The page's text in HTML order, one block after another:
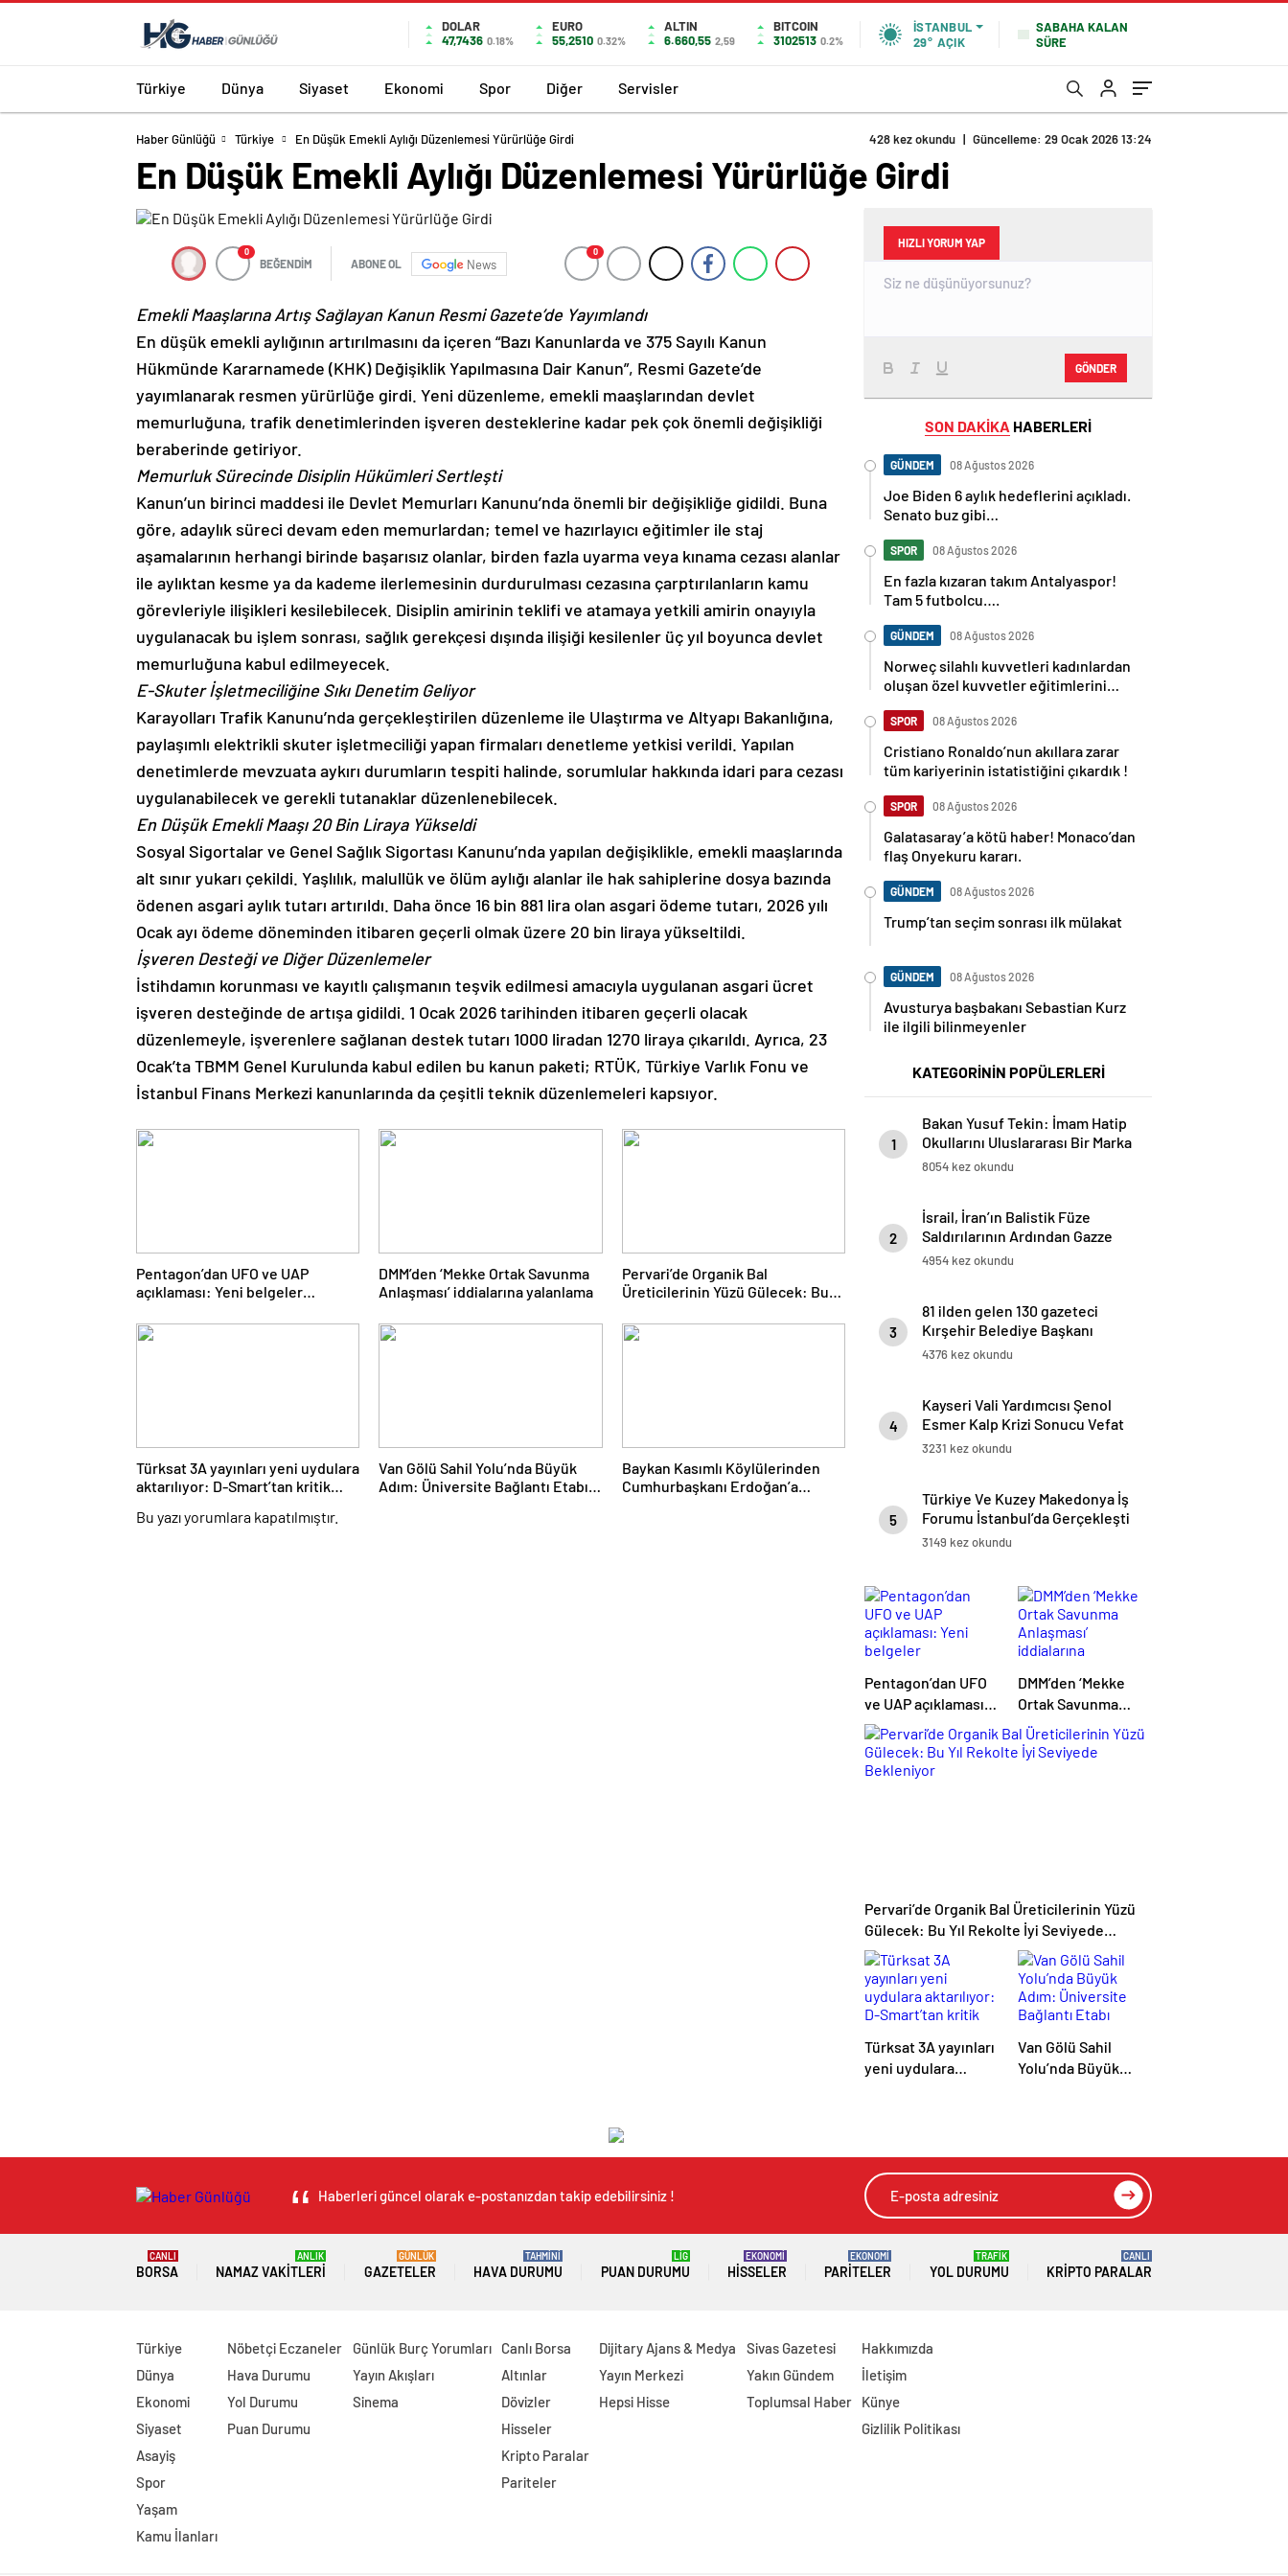
DOLAR
47,7436 0.18%
EURO
55,2510 0.32%
ALTIN
6.660,55 2,59
BITCOIN
3102513 0.2%
İSTANBUL
29° AÇIK
SABAHA KALAN
SÜRE
Türkiye Dünya Siyaset Ekonomi Spor Diğer Servisler
Haber Günlüğü Türkiye En Düşük Emekli Aylığı Düzenlemesi Yürürlüğe Girdi 428 kez okundu | Güncelleme: 29 Ocak 2026 13:24
En Düşük Emekli Aylığı Düzenlemesi Yürürlüğe Girdi
0
BEĞENDİM ABONE OL News
0
Emekli Maaşlarına Artış Sağlayan Kanun Resmi Gazete’de Yayımlandı
En düşük emekli aylığının artırılmasını da içeren “Bazı Kanunlarda ve 375 Sayılı Kanun
Hükmünde Kararnamede (KHK) Değişiklik Yapılmasına Dair Kanun”, Resmi Gazete’de
yayımlanarak resmen yürürlüğe girdi. Yeni düzenleme, emekli maaşlarından devlet
memurluğuna, trafik denetimlerinden işveren desteklerine kadar pek çok önemli değişikliği
beraberinde getiriyor.
Memurluk Sürecinde Disiplin Hükümleri Sertleşti
Kanun’un birinci maddesi ile Devlet Memurları Kanunu’nda önemli bir değişikliğe gidildi. Buna
göre, adaylık süreci devam eden memurlardan; temel ve hazırlayıcı eğitimler ile staj
aşamalarının herhangi birinde başarısız olanlar, birden fazla uyarma veya kınama cezası alanlar
ile aylıktan kesme ya da kademe ilerlemesinin durdurulması cezasına çarptırılanların kamu
görevleriyle ilişikleri kesilebilecek. Disiplin amirinin teklifi ve atamaya yetkili amirin onayıyla
uygulanacak bu işlem sonrası, sağlık gerekçesi dışında ilişiği kesilenler üç yıl boyunca devlet
memurluğuna kabul edilmeyecek.
E-Skuter İşletmeciliğine Sıkı Denetim Geliyor
Karayolları Trafik Kanunu’nda gerçekleştirilen düzenleme ile Ulaştırma ve Altyapı Bakanlığına,
paylaşımlı elektrikli skuter işletmeciliği yapan firmaları denetleme yetkisi verildi. Yapılan
denetimlerde mevzuata aykırı durumların tespiti halinde, sorumlular hakkında idari para cezası
uygulanabilecek ve gerekli tutanaklar düzenlenebilecek.
En Düşük Emekli Maaşı 20 Bin Liraya Yükseldi
Sosyal Sigortalar ve Genel Sağlık Sigortası Kanunu’nda yapılan değişiklikle, emekli maaşlarında
alt sınır yukarı çekildi. Yaşlılık, malullük ve ölüm aylığı alanlar ile hak sahiplerine dosya bazında
ödenen asgari aylık tutarı artırıldı. Daha önce 16 bin 881 lira olan asgari ödeme tutarı, 2026 yılı
Ocak ayı ödeme döneminden itibaren geçerli olmak üzere 20 bin liraya yükseltildi.
İşveren Desteği ve Diğer Düzenlemeler
İstihdamın korunması ve kayıtlı çalışmanın teşvik edilmesi amacıyla uygulanan asgari ücret
işveren desteğinde de artışa gidildi. 1 Ocak 2026 tarihinden itibaren geçerli olacak
düzenlemeyle, işverenlere sağlanan destek tutarı 1000 liradan 1270 liraya çıkarıldı. Ayrıca, 23
Ocak’ta TBMM Genel Kurulunda kabul edilen bu kanun paketi; RTÜK, Türkiye Varlık Fonu ve
İstanbul Finans Merkezi kanunlarında da çeşitli teknik düzenlemeleri kapsıyor.
Pentagon’dan UFO ve UAP
açıklaması: Yeni belgeler
DMM’den ‘Mekke Ortak Savunma
Anlaşması’ iddialarına yalanlama
Pervari’de Organik Bal
Üreticilerinin Yüzü Gülecek: Bu
Bekleniyor
Türksat 3A yayınları yeni uydulara
aktarılıyor: D-Smart’tan kritik
Van Gölü Sahil Yolu’nda Büyük
Adım: Üniversite Bağlantı Etabı
Baykan Kasımlı Köylülerinden
Cumhurbaşkanı Erdoğan’a
Bu yazı yorumlara kapatılmıştır.
HIZLI YORUM YAP
GÖNDER
SON DAKİKA HABERLERİ
GÜNDEM 08 Ağustos 2026
Joe Biden 6 aylık hedeflerini açıkladı.
Senato buz gibi…
SPOR 08 Ağustos 2026
En fazla kızaran takım Antalyaspor!
Tam 5 futbolcu….
GÜNDEM 08 Ağustos 2026
Norweç silahlı kuvvetleri kadınlardan
oluşan özel kuvvetler eğitimlerini
SPOR 08 Ağustos 2026
Cristiano Ronaldo’nun akıllara zarar
tüm kariyerinin istatistiğini çıkardık !
SPOR 08 Ağustos 2026
Galatasaray’a kötü haber! Monaco’dan
flaş Onyekuru kararı.
GÜNDEM 08 Ağustos 2026
Trump’tan seçim sonrası ilk mülakat
GÜNDEM 08 Ağustos 2026
Avusturya başbakanı Sebastian Kurz
ile ilgili bilinmeyenler
KATEGORİNİN POPÜLERLERİ
1
Bakan Yusuf Tekin: İmam Hatip
Okullarını Uluslararası Bir Marka
Haline Getireceğiz
8054 kez okundu
2
İsrail, İran’ın Balistik Füze
Saldırılarının Ardından Gazze
Sınır Kapılarını Kapattı
4954 kez okundu
3
81 ilden gelen 130 gazeteci
Kırşehir Belediye Başkanı
Ekicioğlu ile Buluştu
4376 kez okundu
4
Kayseri Vali Yardımcısı Şenol
Esmer Kalp Krizi Sonucu Vefat
Etti
3231 kez okundu
5
Türkiye Ve Kuzey Makedonya İş
Forumu İstanbul’da Gerçekleşti
3149 kez okundu
Pentagon’dan UFO
ve UAP açıklaması:
Yeni belgeler
kamuoyuyla
paylaşıldı
DMM’den ‘Mekke
Ortak Savunma
Anlaşması’
iddialarına
yalanlama
Pervari’de Organik Bal Üreticilerinin Yüzü
Gülecek: Bu Yıl Rekolte İyi Seviyede
Bekleniyor
Türksat 3A yayınları
yeni uydulara
Van Gölü Sahil
Yolu’nda Büyük
Haberleri güncel olarak e-postanızdan takip edebilirsiniz !
BORSA
CANLI
NAMAZ VAKITLERI
ANLIK
GAZETELER
GÜNLÜK
HAVA DURUMU
TAHMİNİ
PUAN DURUMU
LİG
HISSELER
EKONOMİ
PARITELER
EKONOMİ
YOL DURUMU
TRAFİK
KRIPTO PARALAR
CANLI
Türkiye
Dünya
Ekonomi
Siyaset
Asayiş
Spor
Yaşam
Kamu İlanları
Nöbetçi Eczaneler
Hava Durumu
Yol Durumu
Puan Durumu
Günlük Burç Yorumları
Yayın Akışları
Sinema
Canlı Borsa
Altınlar
Dövizler
Hisseler
Kripto Paralar
Pariteler
Dijitary Ajans & Medya
Yayın Merkezi
Hepsi Hisse
Sivas Gazetesi
Yakın Gündem
Toplumsal Haber
Hakkımızda
İletişim
Künye
Gizlilik Politikası